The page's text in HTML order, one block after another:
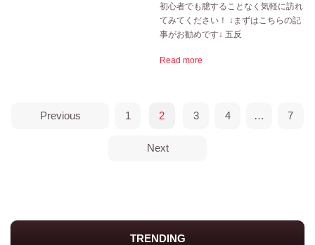
初心者でも臆することなく気軽に訪れ
てみてください！ ↓まずはこちらの記
事がお勧めです↓ 五反
Read more
Previous 1 2 3 4 … 7
Next
TRENDING